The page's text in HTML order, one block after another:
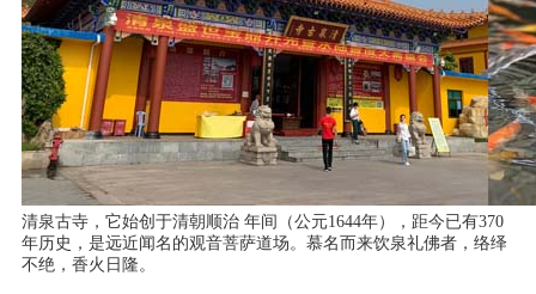
清泉古寺， 它始创于清朝顺治 年间（公元1644年），距今已有370
年历史，是远近闻名的观音菩萨道场。慕名而来饮泉礼佛者，络绎
不绝，香火日隆。